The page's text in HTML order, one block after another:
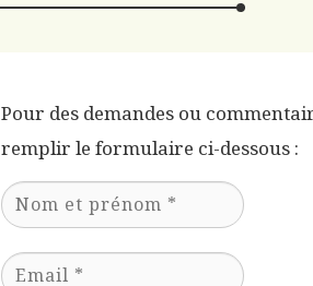
Pour des demandes ou
remplir le formulaire ci-dessous :